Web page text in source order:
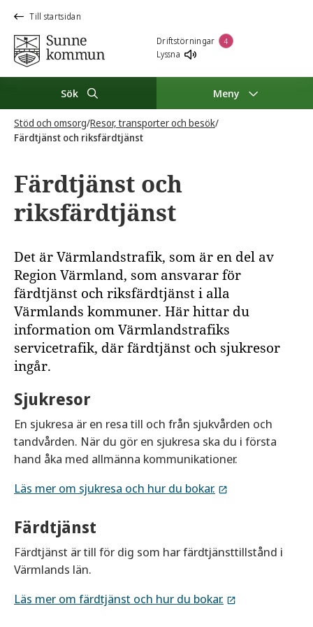
Till startsidan
Driftstörningar 4
Lyssna
Sök Meny
Stöd och omsorg/Resor, transporter och besök/
Färdtjänst och riksfärdtjänst
Färdtjänst och
riksfärdtjänst
Det är Värmlandstrafik, som är en del av
Region Värmland, som ansvarar för
färdtjänst och riksfärdtjänst i alla
Värmlands kommuner. Här hittar du
information om Värmlandstrafiks
servicetrafik, där färdtjänst och sjukresor
ingår.
Sjukresor
En sjukresa är en resa till och från sjukvården och
tandvården. När du gör en sjukresa ska du i första
hand åka med allmänna kommunikationer.
Läs mer om sjukresa och hur du bokar.
Färdtjänst
Färdtjänst är till för dig som har färdtjänsttillstånd i
Värmlands län.
Läs mer om färdtjänst och hur du bokar.